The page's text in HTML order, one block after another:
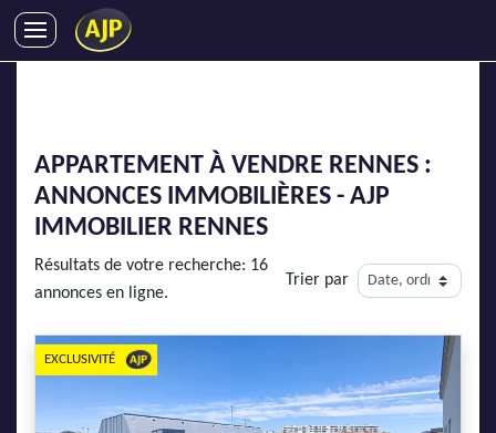
SYNDIC
IMMOBILIER NEUF
ENTREPRISES
APPARTEMENT À VENDRE RENNES :
ANNONCES IMMOBILIÈRES - AJP
IMMOBILIER RENNES
Résultats de votre recherche: 16
annonces en ligne.
Trier par
EXCLUSIVITÉ